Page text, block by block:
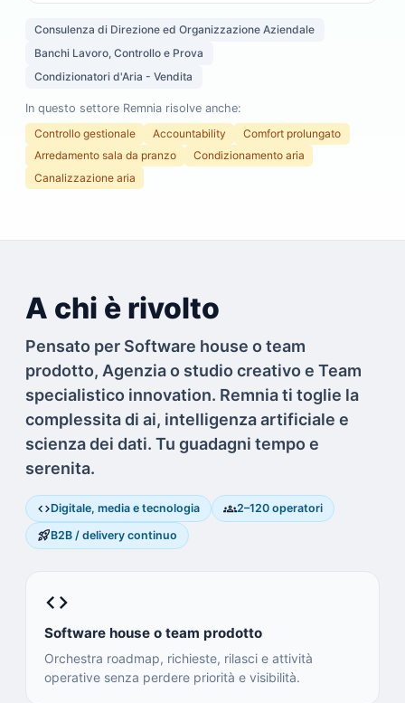
Consulenza di Direzione ed Organizzazione Aziendale
Banchi Lavoro, Controllo e Prova
Condizionatori d'Aria - Vendita
In questo settore Remnia risolve anche:
Controllo gestionale
Accountability
Comfort prolungato
Arredamento sala da pranzo
Condizionamento aria
Canalizzazione aria
A chi è rivolto
Pensato per Software house o team
prodotto, Agenzia o studio creativo e Team
specialistico innovation. Remnia ti toglie la
complessita di ai, intelligenza artificiale e
scienza dei dati. Tu guadagni tempo e
serenita.
codeDigitale, media e tecnologia groups2–120 operatori
rocket_launchB2B / delivery continuo
code
Software house o team prodotto
Orchestra roadmap, richieste, rilasci e attività
operative senza perdere priorità e visibilità.